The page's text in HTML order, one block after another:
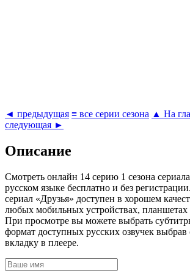
◄ предыдущая ≡ все серии сезона ▲ На
следующая ►
Описание
Cмотреть онлайн 14 серию 1 сезона
русском языке бесплатно и без
сериал «Друзья» доступен в хорошем
любых мобильных устройствах, планшетах
При просмотре вы можете выбрать
формат доступных русских озвучек
вкладку в плеере.